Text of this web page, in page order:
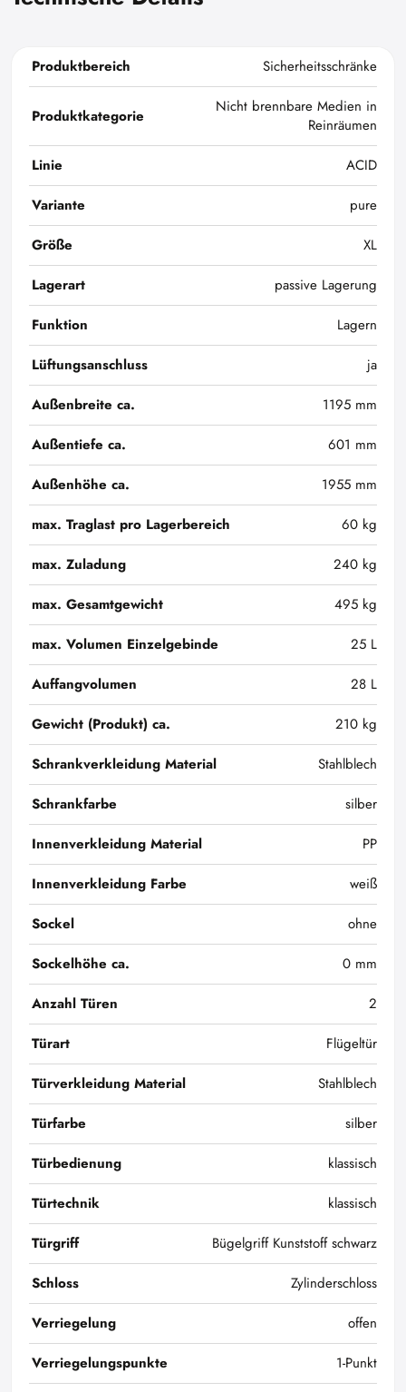
Produktbereich Sicherheitsschränke
Produktkategorie
Nicht brennbare Medien in
Reinräumen
Linie
ACID
Variante
pure
Größe
XL
Lagerart
passive Lagerung
Funktion
Lagern
Lüftungsanschluss
ja
Außenbreite ca.
1195 mm
Außentiefe ca.
601 mm
Außenhöhe ca.
1955 mm
max. Traglast pro Lagerbereich
60 kg
max. Zuladung
240 kg
max. Gesamtgewicht
495 kg
max. Volumen Einzelgebinde
25 L
Auffangvolumen
28 L
Gewicht (Produkt) ca.
210 kg
Schrankverkleidung Material
Stahlblech
Schrankfarbe
silber
Innenverkleidung Material
PP
Innenverkleidung Farbe
weiß
Sockel
ohne
Sockelhöhe ca.
0 mm
Anzahl Türen
2
Türart
Flügeltür
Türverkleidung Material
Stahlblech
Türfarbe
silber
Türbedienung
klassisch
Türtechnik
klassisch
Türgriff
Bügelgriff Kunststoff schwarz
Schloss
Zylinderschloss
Verriegelung
offen
Verriegelungspunkte
1-Punkt